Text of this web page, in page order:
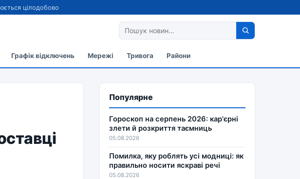
цілодобово
Графік відключень Мережі Тривога Райони
Популярне
Гороскоп на серпень 2026: кар'єрні
злети й розкриття таємниць
05.08.2026
Помилка, яку роблять усі модниці: як
правильно носити яскраві речі
05.08.2026